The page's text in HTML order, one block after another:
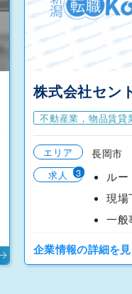
株式会社セン
不動産業，物品賃貸
エリア 長岡市
求人 3
一般
企業情報の詳細を